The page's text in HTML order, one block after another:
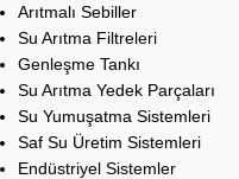
Arıtmalı Sebiller
Su Arıtma Filtreleri
Genleşme Tankı
Su Arıtma Yedek Parçaları
Su Yumuşatma Sistemleri
Saf Su Üretim Sistemleri
Endüstriyel Sistemler